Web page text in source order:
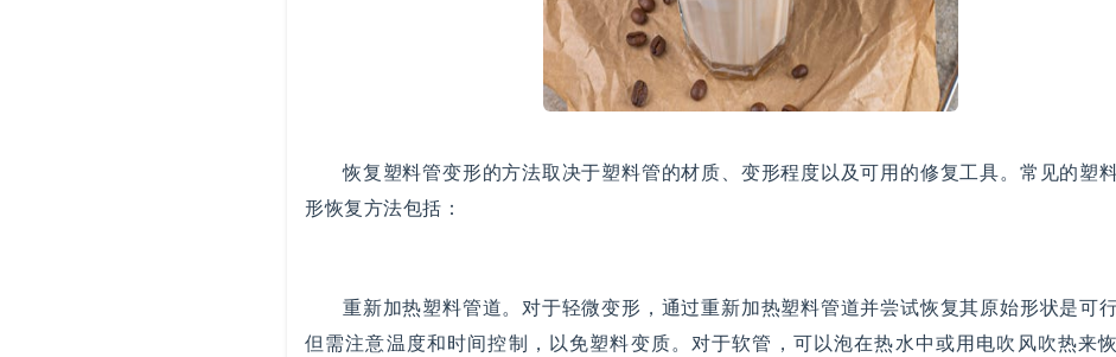
恢复塑料管变形的方法取决于塑料管的材质、变形程度以及可用的修复工具。常见的塑
形恢复方法包括：
重新加热塑料管道。对于轻微变形，通过重新加热塑料管道并尝试恢复其原始形状是可行
但需注意温度和时间控制，以免塑料变质。对于软管，可以泡在热水中或用电吹风吹热来